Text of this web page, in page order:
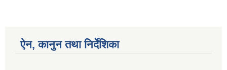
ऐन, कानुन तथा निर्देशिका